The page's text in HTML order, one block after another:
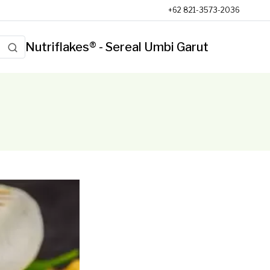
+62 821-3573-2036
Nutriflakes® - Sereal Umbi Garut